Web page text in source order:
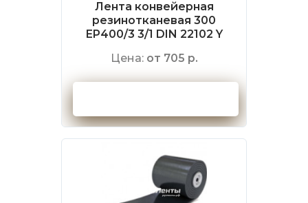
Лента конвейерная
резинотканевая 300
EP400/3 3/1 DIN 22102 Y
Цена: от 705 р.